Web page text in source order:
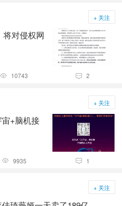
+ 关注
将对侵权网
 10743  2
+ 关注
+脑机接
 9935  1
+ 关注